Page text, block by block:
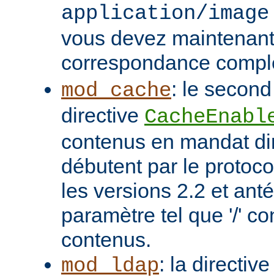
application/
vous devez
correspondance
mod_cache: le
directive
contenus en mandat
débutent par le
les versions 2.2 et
paramètre tel que '/'
contenus.
mod_ldap: la directive